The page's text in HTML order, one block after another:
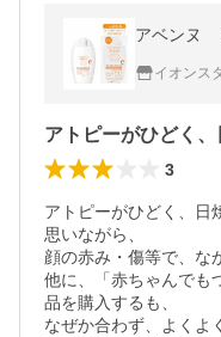
アベンヌ
イオンス
3
アトピーがひどく、日
思いながら、
顔の赤み・傷等で、な
他に、「赤ちゃんでも
品を購入するも、
なぜか合わず、よくよ